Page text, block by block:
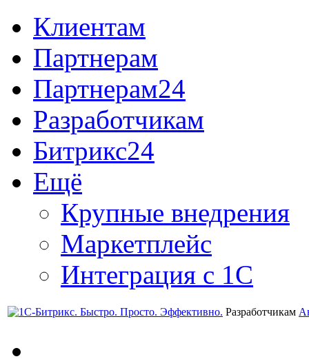
Клиентам
Партнерам
Партнерам24
Разработчикам
Битрикс24
Ещё
Крупные внедрения
Маркетплейс
Интеграция с 1С
Разработчикам